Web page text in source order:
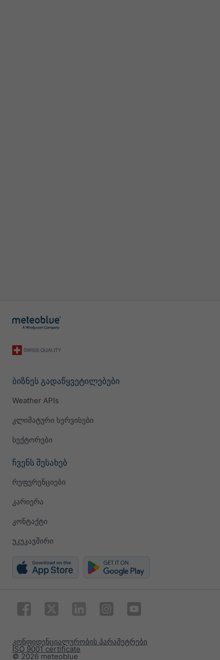
ბიზნეს გადაწყვეტილებები
Weather APIs
კლიმატური სერვისები
სექტორები
ჩვენს შესახებ
რეფერენციები
კარიერა
კონტაქტი
უკუკავშირი
© 2026 meteoblue
ISO 9001 certificate
კონფიდენციალურობის პარამეტრები